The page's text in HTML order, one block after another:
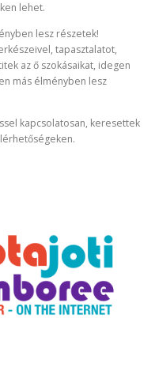
lehet.
lesz részetek!
tapasztalatot,
az ő szokásaikat, idegen
más élményben lesz
kapcsolatosan, keresettek